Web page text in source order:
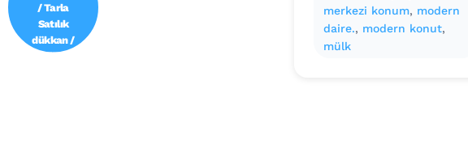
/ Tarla
Satılık
dükkan /
Mağaza
merkezi konum, modern
daire., modern konut
mülk